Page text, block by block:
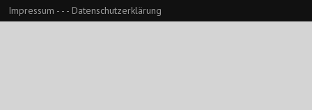
Impressum - - - Datenschutzerklärung